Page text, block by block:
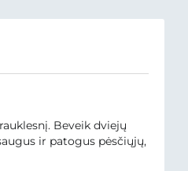
Beveik dviejų
ir patogus pėsčiųjų,